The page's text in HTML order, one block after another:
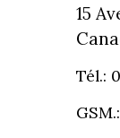
15
Tél.: